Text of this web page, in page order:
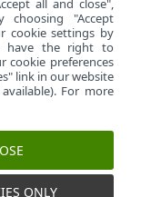
all and close",
choosing "Accept
cookie settings by
have the right to
cookie preferences
link in our website
For more
ONLY